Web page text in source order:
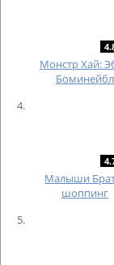
Монстр Хай:
Боминейбл
Малыши
шоппинг